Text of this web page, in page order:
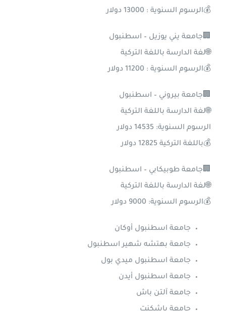
💰الرسوم السنوية : 13000 دولار
🏢جامعة يني يوزيل – اسطنبول
🌐لغة الدارسة باللغة التركية
💰الرسوم السنوية : 11200 دولار
🏢جامعة بيروني – اسطنبول
🌐لغة الدارسة باللغة التركية
الرسوم السنوية: 14535 دولار
💰باللغة التركية 12825 دولار
🏢جامعة طوبيكابي – اسطنبول
🌐لغة الدارسة باللغة التركية
💰الرسوم السنوية: 9000 دولار
جامعة اسطنبول أوكان
جامعة بهتشه شهير اسطنبول
جامعة اسطنبول ميدي بول
جامعة اسطنبول أيدن
جامعة آلتن باش